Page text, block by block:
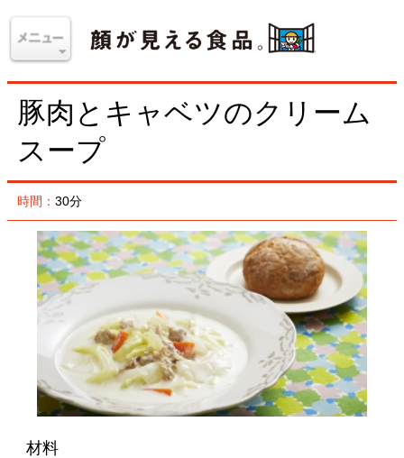
豚肉とキャベツのクリーム
スープ
時間：30分
材料
豚肉（もも切り落とし）